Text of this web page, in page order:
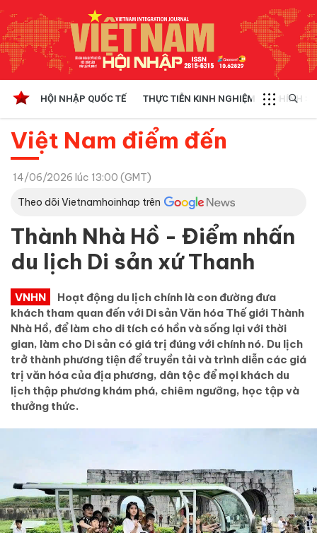
HỘI NHẬP QUỐC TẾ THỰC TIỄN KINH NGHIỆM CHÍNH
Việt Nam điểm đến
14/06/2026 lúc 13:00 (GMT)
Theo dõi Vietnamhoinhap trên
Thành Nhà Hồ - Điểm nhấn
du lịch Di sản xứ Thanh
VNHN
Hoạt động du lịch chính là con đường đưa
khách tham quan đến với Di sản Văn hóa Thế giới Thành
Nhà Hồ, để làm cho di tích có hồn và sống lại với thời
gian, làm cho Di sản có giá trị đúng với chính nó. Du lịch
trở thành phương tiện để truyền tải và trình diễn các giá
trị văn hóa của địa phương, dân tộc để mọi khách du
lịch thập phương khám phá, chiêm ngưỡng, học tập và
thưởng thức.